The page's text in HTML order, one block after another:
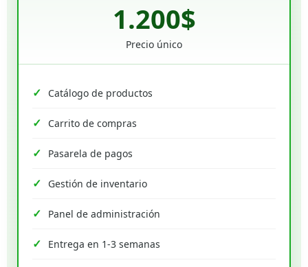
1.200$
Precio único
Catálogo de productos
Carrito de compras
Pasarela de pagos
Gestión de inventario
Panel de administración
Entrega en 1-3 semanas